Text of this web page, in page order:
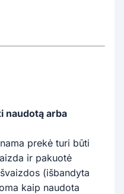
naudotą arba
prekė turi būti
ir pakuotė
(išbandyta
kaip naudota